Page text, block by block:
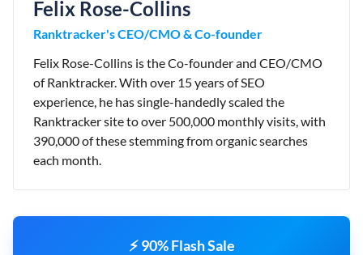
Felix Rose-Collins
Ranktracker's CEO/CMO & Co-founder
Felix Rose-Collins is the Co-founder and CEO/CMO
of Ranktracker. With over 15 years of SEO
experience, he has single-handedly scaled the
Ranktracker site to over 500,000 monthly visits, with
390,000 of these stemming from organic searches
each month.
⚡ 90% Flash Sale